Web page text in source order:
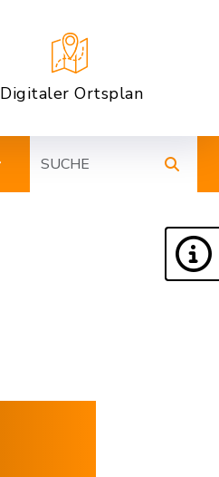
Digitaler Ortsplan